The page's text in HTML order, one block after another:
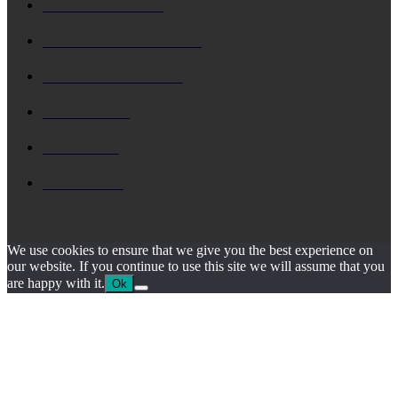
We use cookies to ensure that we give you the best experience on
our website. If you continue to use this site we will assume that you
are happy with it. Ok